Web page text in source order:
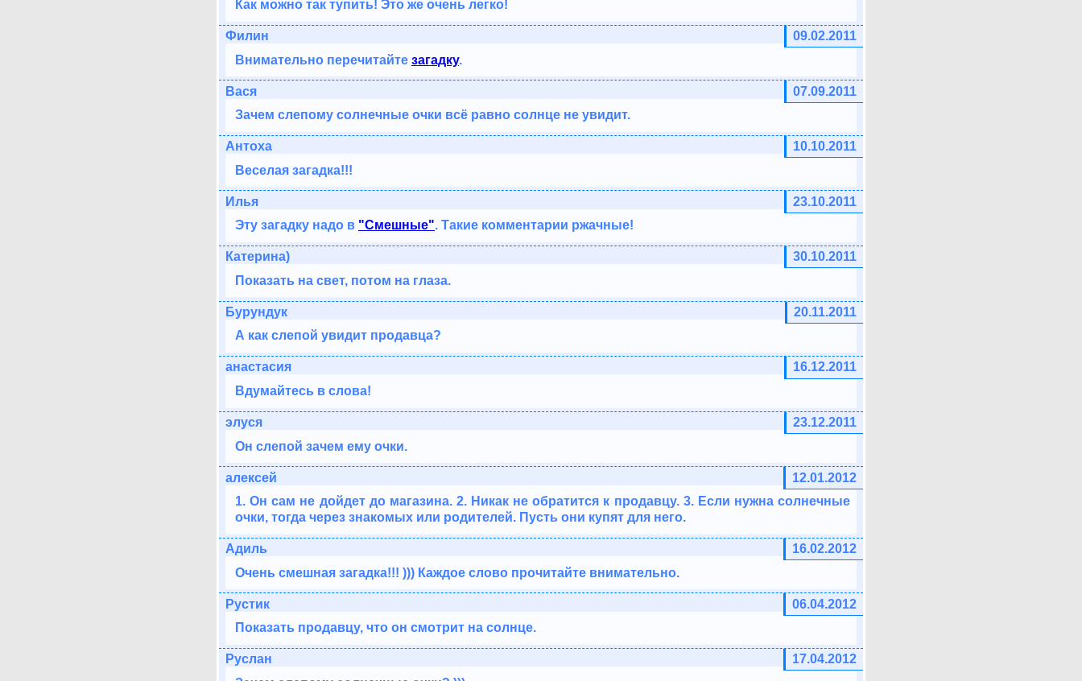
Как можно так тупить! Это же очень легко!
09.02.2011
Филин
Внимательно перечитайте загадку.
07.09.2011
Вася
Зачем слепому солнечные очки всё равно солнце не увидит.
10.10.2011
Антоха
Веселая загадка!!!
23.10.2011
Илья
Эту загадку надо в "Смешные". Такие комментарии ржачные!
30.10.2011
Катерина)
Показать на свет, потом на глаза.
20.11.2011
Бурундук
А как слепой увидит продавца?
16.12.2011
анастасия
Вдумайтесь в слова!
23.12.2011
элуся
Он слепой зачем ему очки.
12.01.2012
алексей
1. Он сам не дойдет до магазина. 2. Никак не обратится к продавцу. 3. Если нужна солнечные
очки, тогда через знакомых или родителей. Пусть они купят для него.
16.02.2012
Адиль
Очень смешная загадка!!! ))) Каждое слово прочитайте внимательно.
06.04.2012
Рустик
Показать продавцу, что он смотрит на солнце.
17.04.2012
Руслан